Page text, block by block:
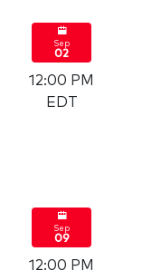
Sep
02
12:00 PM
EDT
Sep
09
12:00 PM